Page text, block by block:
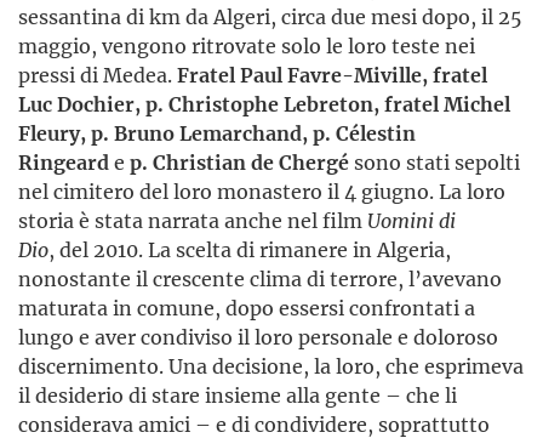
sessantina di km da Algeri, circa due mesi dopo, il 25
maggio, vengono ritrovate solo le loro teste nei
pressi di Medea.Fratel Paul Favre-Miville, fratel
Luc Dochier, p. Christophe Lebreton, fratel Michel
Fleury, p. Bruno Lemarchand, p. Célestin
Ringeard e p. Christian de Chergésono stati sepolti
nel cimitero del loro monastero il 4 giugno. La loro
storia è stata narrata anche nel film Uomini di
Dio, del 2010. La scelta di rimanere in Algeria,
nonostante il crescente clima di terrore, l’avevano
maturata in comune, dopo essersi confrontati a
lungo e aver condiviso il loro personale e doloroso
discernimento. Una decisione, la loro, che esprimeva
il desiderio di stare insieme alla gente – che li
considerava amici – e di condividere, soprattutto